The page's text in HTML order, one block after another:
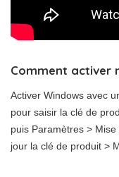
Comment activer
Activer Windows avec
pour saisir la clé de
puis Paramètres >
jour la clé de produit >